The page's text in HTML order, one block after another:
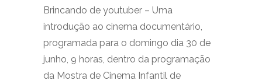
Brincando de youtuber – Uma
introdução ao cinema documentário,
programada para o domingo dia 30 de
junho, 9 horas, dentro da programação
da Mostra de Cinema Infantil de